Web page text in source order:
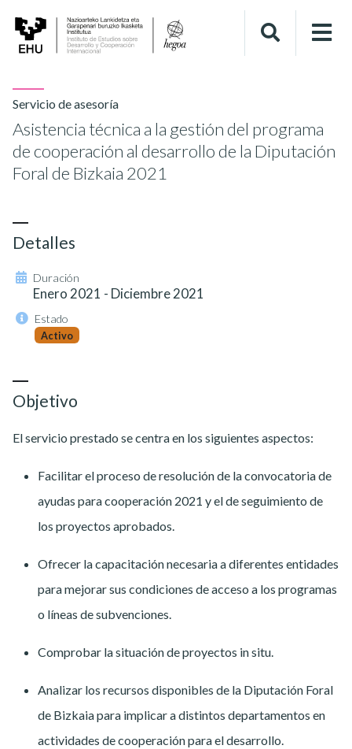
Servicio de asesoría
Asistencia técnica a la gestión del programa
de cooperación al desarrollo de la Diputación
Foral de Bizkaia 2021
Objetivo
El servicio prestado se centra en los siguientes aspectos:
Facilitar el proceso de resolución de la convocatoria de
ayudas para cooperación 2021 y el de seguimiento de
los proyectos aprobados.
Ofrecer la capacitación necesaria a diferentes entidades
para mejorar sus condiciones de acceso a los programas
o líneas de subvenciones.
Comprobar la situación de proyectos in situ.
Analizar los recursos disponibles de la Diputación Foral
de Bizkaia para implicar a distintos departamentos en
actividades de cooperación para el desarrollo.
Detalles
Duración
Enero 2021 - Diciembre 2021
Estado
Activo